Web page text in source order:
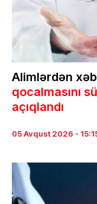
Alimlərdən
qocalmasını
açıqlandı
05 Avqust 2026 -